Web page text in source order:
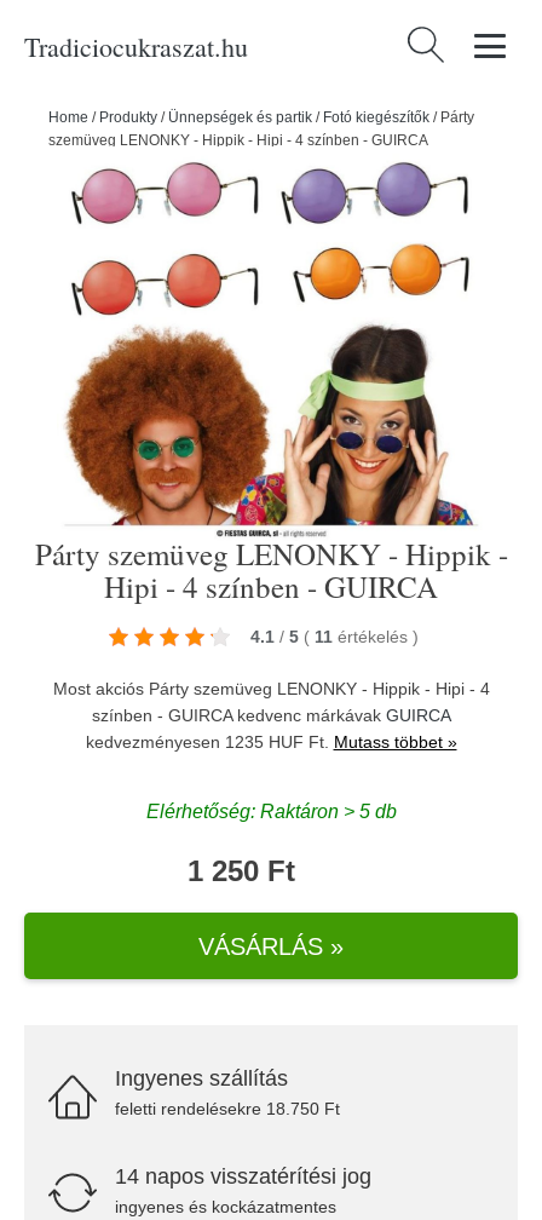
Tradiciocukraszat.hu Keresés:
Home / Produkty / Ünnepségek és partik / Fotó kiegészítők / Párty
szemüveg LENONKY - Hippik - Hipi - 4 színben - GUIRCA
Párty szemüveg LENONKY - Hippik -
Hipi - 4 színben - GUIRCA
4.1 / 5 ( 11 értékelés )
Most akciós Párty szemüveg LENONKY - Hippik - Hipi - 4
színben - GUIRCA kedvenc márkávak GUIRCA
kedvezményesen 1235 HUF Ft. Mutass többet »
Elérhetőség: Raktáron > 5 db
1 250 Ft
VÁSÁRLÁS »
Ingyenes szállítás
feletti rendelésekre 18.750 Ft
14 napos visszatérítési jog
ingyenes és kockázatmentes